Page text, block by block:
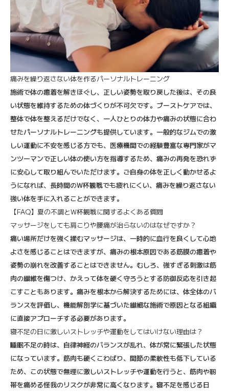
痛みを繰り返さない体を作るパーソナルトレーニング
施術で体の癒着を解きほぐし、正しい姿勢を取り戻した後は、その良
い状態を維持するための体づくりが不可欠です。ブーストケアでは、
整体で体を整えるだけでなく、一人ひとりの体力や痛みの状態に合わ
せたパーソナルトレーニングも提供しています。一般的なジムでの激
しい運動に不安を感じる方でも、医療機関での経験豊富な専門家がマ
ンツーマンで正しい体の使い方を指導するため、痛みの再発を恐れず
に安心して取り組んでいただけます。ご自身の体を正しく動かせるよ
うになれば、長時間のW杯観戦でも疲れにくい、痛みを繰り返さない
強い体を手に入れることができます。
【FAQ】夏の不調とW杯観戦に関するよくある質問
マッサージをしても肩こりや腰痛が治らないのはなぜですか？
痛い場所だけを強く揉むマッサージは、一時的に血行を良くして心地
よさを感じることはできますが、痛みの根本原因である筋膜の癒着や
姿勢の崩れを改善することはできません。むしろ、強すぎる刺激は筋
肉の繊維を傷つけ、かえって体を硬く守ろうとする防御反応を引き起
こすこともあります。痛みを根本から解決するためには、体全体のバ
ランスを評価し、機能解剖学に基づいた繊細な施術で原因となる組織
に直接アプローチする必要があります。
寝不足の日に激しいストレッチや運動をしてはいけない理由は？
睡眠不足の時は、自律神経のバランスが乱れ、体が常に緊張した状態
になっています。筋肉も硬くこわばり、関節の柔軟性も低下している
ため、この状態で無理に激しいストレッチや運動を行うと、筋肉や靭
帯を痛める怪我のリスクが非常に高くなります。寝不足を感じる日